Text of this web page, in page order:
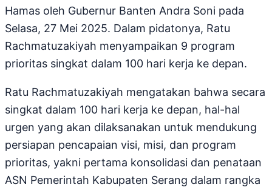
Hamas oleh Gubernur Banten Andra Soni pada
Selasa, 27 Mei 2025. Dalam pidatonya, Ratu
Rachmatuzakiyah menyampaikan 9 program
prioritas singkat dalam 100 hari kerja ke depan.
Ratu Rachmatuzakiyah mengatakan bahwa secara
singkat dalam 100 hari kerja ke depan, hal-hal
urgen yang akan dilaksanakan untuk mendukung
persiapan pencapaian visi, misi, dan program
prioritas, yakni pertama konsolidasi dan penataan
ASN Pemerintah Kabupaten Serang dalam rangka